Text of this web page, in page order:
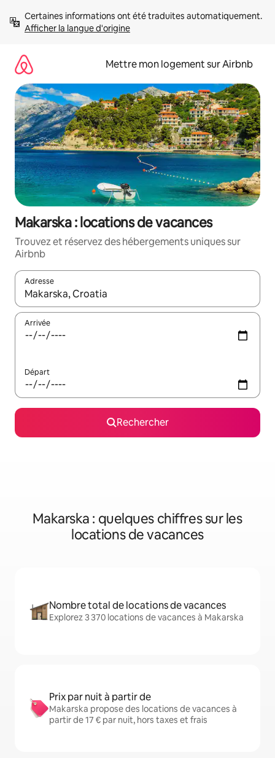
directement
Afficher la langue d'origine
Mettre mon logement sur Airbnb
Makarska : locations de vacances
Trouvez et réservez des hébergements uniques sur
Airbnb
Adresse
Lorsque les résultats s'affichent, utilisez les flèches vers le
Arrivée
Départ
Rechercher
Makarska : quelques chiffres sur les
locations de vacances
Nombre total de locations de vacances
Explorez 3 370 locations de vacances à Makarska
Prix par nuit à partir de
Makarska propose des locations de vacances à
partir de 17 € par nuit, hors taxes et frais